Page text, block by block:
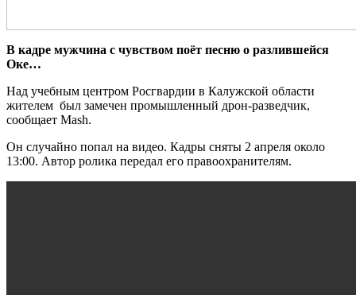
В кадре мужчина с чувством поёт песню о разлившейся
Оке…
Над учебным центром Росгвардии в Калужской области
жителем был замечен промышленный дрон-разведчик,
сообщает Mash.
Он случайно попал на видео. Кадры сняты 2 апреля около
13:00. Автор ролика передал его правоохранителям.